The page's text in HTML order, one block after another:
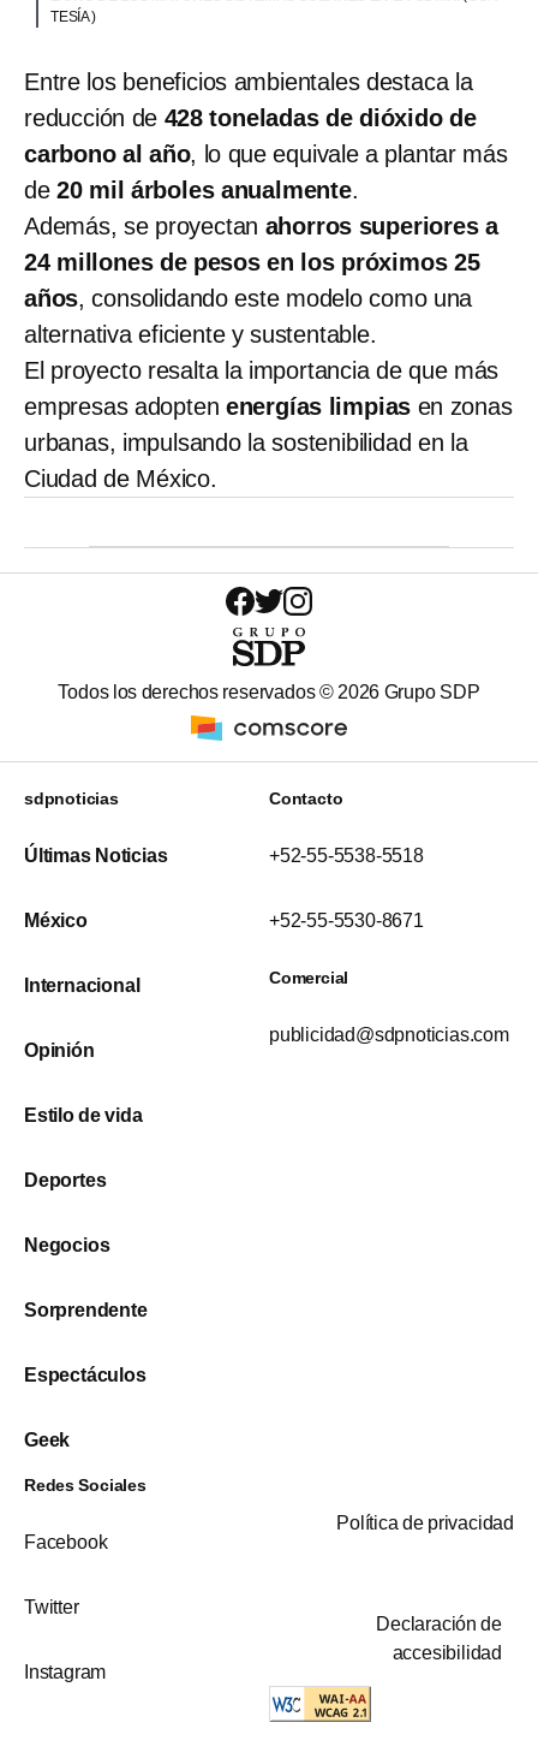
TESÍA )
Entre los beneficios ambientales destaca la
reducción de 428 toneladas de dióxido de
carbono al año, lo que equivale a plantar más
de 20 mil árboles anualmente.
Además, se proyectan ahorros superiores a
24 millones de pesos en los próximos 25
años, consolidando este modelo como una
alternativa eficiente y sustentable.
El proyecto resalta la importancia de que más
empresas adopten energías limpias en zonas
urbanas, impulsando la sostenibilidad en la
Ciudad de México.
Todos los derechos reservados © 2026 Grupo SDP
sdpnoticias
Últimas Noticias
México
Internacional
Opinión
Estilo de vida
Deportes
Negocios
Sorprendente
Espectáculos
Geek
Contacto
+52-55-5538-5518
+52-55-5530-8671
Comercial
publicidad@sdpnoticias.com
Redes Sociales
Facebook
Twitter
Instagram
Política de privacidad
Declaración de
accesibilidad